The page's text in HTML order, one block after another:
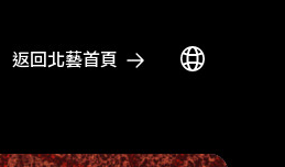
影音文章
返回北藝首頁